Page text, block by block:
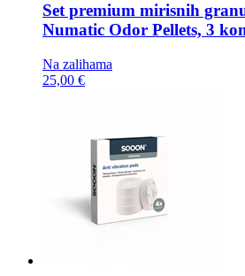
Set premium mirisnih
Numatic Odor Pellets, 3
Na zalihama
25,00 €